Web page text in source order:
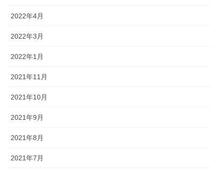
2022年4月
2022年3月
2022年1月
2021年11月
2021年10月
2021年9月
2021年8月
2021年7月